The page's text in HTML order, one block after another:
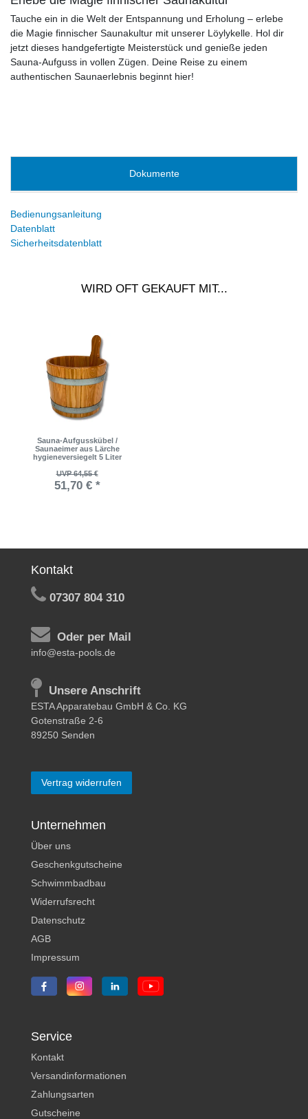
Tauche ein in die Welt der Entspannung und Erholung – erlebe
die Magie finnischer Saunakultur mit unserer Löylykelle. Hol dir
jetzt dieses handgefertigte Meisterstück und genieße jeden
Sauna-Aufguss in vollen Zügen. Deine Reise zu einem
authentischen Saunaerlebnis beginnt hier!
Dokumente
Bedienungsanleitung
Datenblatt
Sicherheitsdatenblatt
WIRD OFT GEKAUFT MIT...
Sauna-Aufgusskübel /
Saunaeimer aus Lärche
hygieneversiegelt 5 Liter
UVP 64,55 €
51,70 € *
Kontakt
07307 804 310
Oder per Mail
info@esta-pools.de
Unsere Anschrift
ESTA Apparatebau GmbH & Co. KG
Gotenstraße 2-6
89250 Senden
Vertrag widerrufen
Unternehmen
Über uns
Geschenkgutscheine
Schwimmbadbau
Widerrufsrecht
Datenschutz
AGB
Impressum
Service
Kontakt
Versandinformationen
Zahlungsarten
Gutscheine